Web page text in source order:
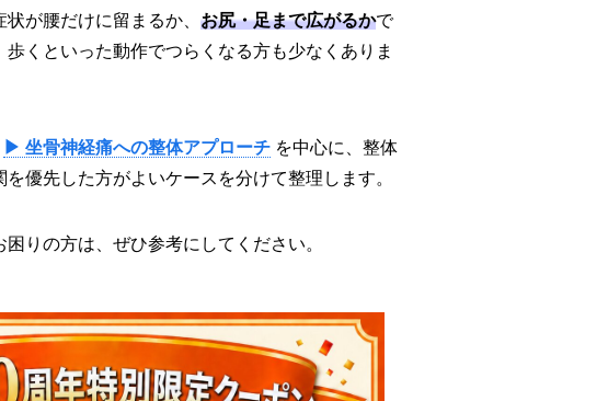
が腰だけに留まるか、 お尻・足まで広がるかで
くといった動作でつらくなる方も少なくありま
▶ 坐骨神経痛への整体アプローチ を中心に、整体
優先した方がよいケースを分けて整理します。
りの方は、ぜひ参考にしてください。